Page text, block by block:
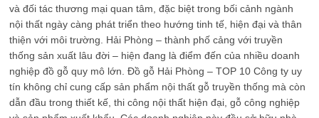
và đối tác thương mại quan tâm, đặc biệt trong bối cảnh ngành
nội thất ngày càng phát triển theo hướng tinh tế, hiện đại và thân
thiện với môi trường. Hải Phòng – thành phố cảng với truyền
thống sản xuất lâu đời – hiện đang là điểm đến của nhiều doanh
nghiệp đồ gỗ quy mô lớn. Đồ gỗ Hải Phòng – TOP 10 Công ty uy
tín không chỉ cung cấp sản phẩm nội thất gỗ truyền thống mà còn
dẫn đầu trong thiết kế, thi công nội thất hiện đại, gỗ công nghiệp